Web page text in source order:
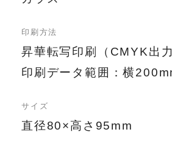
印刷方法
昇華転写印刷（CMYK出力
印刷データ範囲：横
サイズ
直径80×高さ95mm